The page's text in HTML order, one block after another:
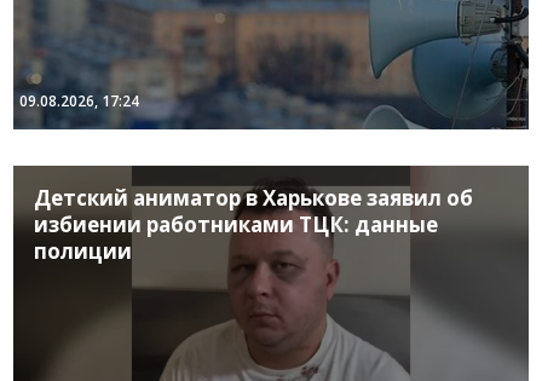
09.08.2026, 17:24
Детский аниматор в Харькове заявил об
избиении работниками ТЦК: данные
полиции